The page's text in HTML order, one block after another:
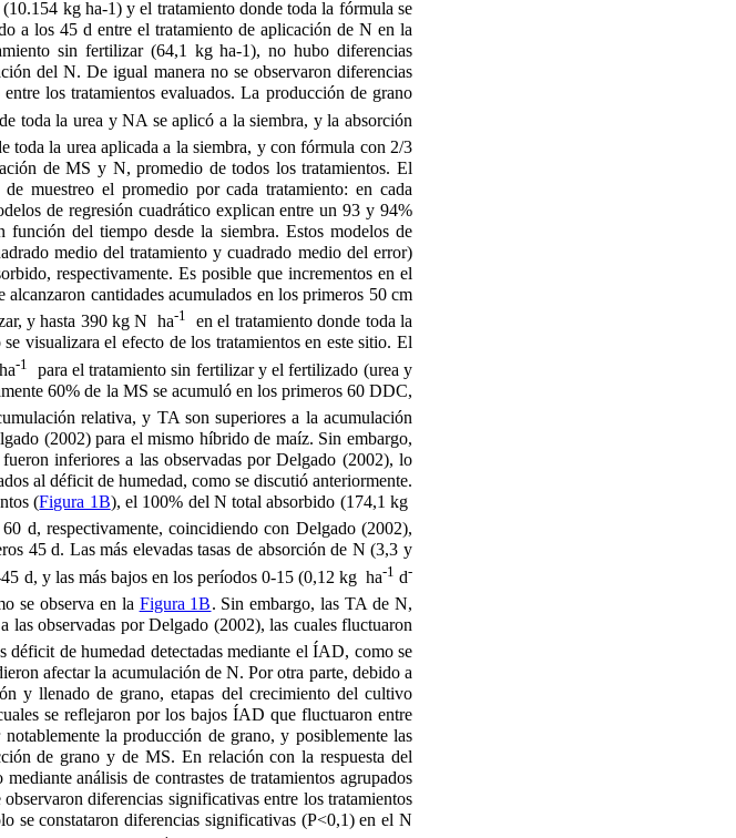
kg ha-1) y el tratamiento donde toda la fórmula se
a los 45 d entre el tratamiento de aplicación de N en la
sin fertilizar (64,1 kg ha-1), no hubo diferencias
del N. De igual manera no se observaron diferencias
los tratamientos evaluados. La producción de grano
toda la urea y NA se aplicó a la siembra, y la absorción
toda la urea aplicada a la siembra, y con fórmula con 2/3
de MS y N, promedio de todos los tratamientos. El
muestreo el promedio por cada tratamiento: en cada
de regresión cuadrático explican entre un 93 y 94%
del tiempo desde la siembra. Estos modelos de
medio del tratamiento y cuadrado medio del error)
respectivamente. Es posible que incrementos en el
cantidades acumulados en los primeros 50 cm
y hasta 390 kg N ha-1
en el tratamiento donde toda la
visualizara el efecto de los tratamientos en este sitio. El
-1
para el tratamiento sin fertilizar y el fertilizado (urea y
60% de la MS se acumuló en los primeros 60 DDC,
relativa, y TA son superiores a la acumulación
(2002) para el mismo híbrido de maíz. Sin embargo,
inferiores a las observadas por Delgado (2002), lo
al déficit de humedad, como se discutió anteriormente.
(Figura 1B), el 100% del N total absorbido (174,1 kg
d, respectivamente, coincidiendo con Delgado (2002),
45 d. Las más elevadas tasas de absorción de N (3,3 y
d, y las más bajos en los períodos 0-15 (0,12 kg ha-1 d-
se observa en la Figura 1B. Sin embargo, las TA de N,
las observadas por Delgado (2002), las cuales fluctuaron
déficit de humedad detectadas mediante el ÍAD, como se
afectar la acumulación de N. Por otra parte, debido a
y llenado de grano, etapas del crecimiento del cultivo
se reflejaron por los bajos ÍAD que fluctuaron entre
la producción de grano, y posiblemente las
de grano y de MS. En relación con la respuesta del
análisis de contrastes de tratamientos agrupados
diferencias significativas entre los tratamientos
se constataron diferencias significativas (P<0,1) en el N